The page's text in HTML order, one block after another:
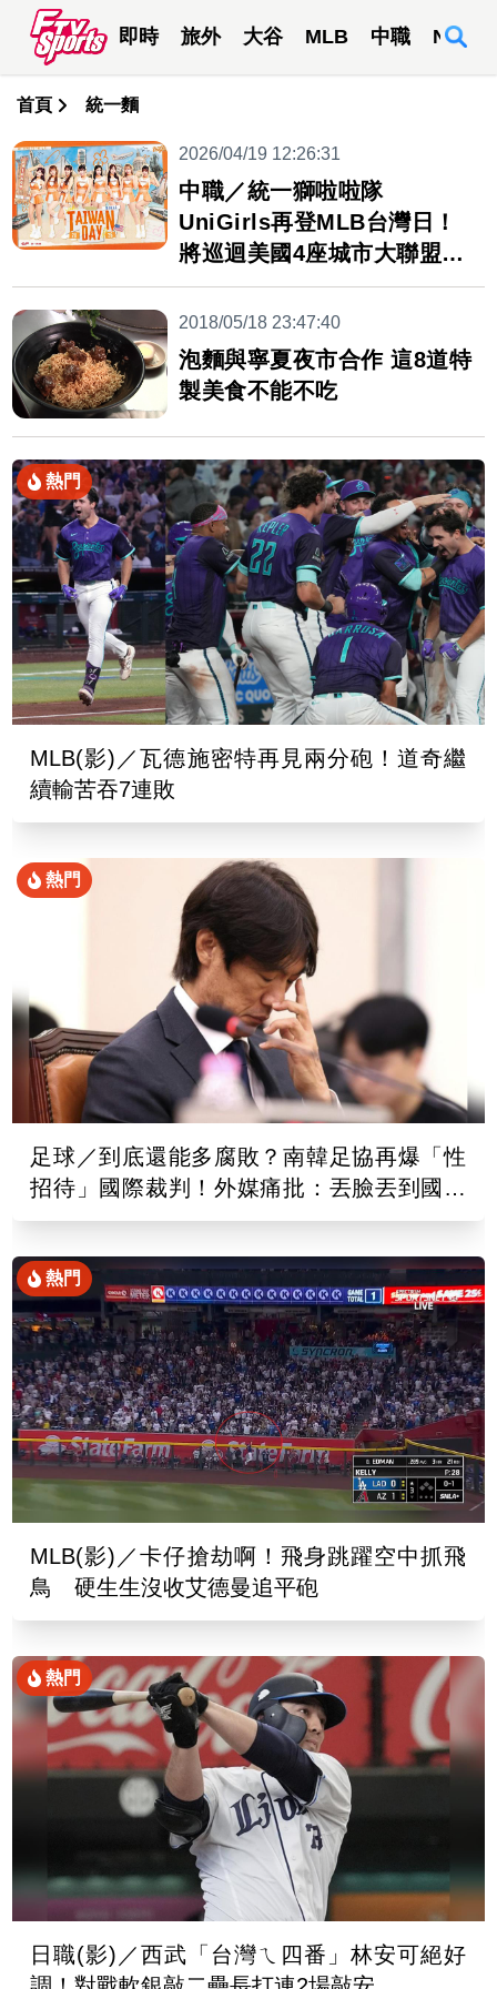
即時 旅外 大谷 MLB 中職 NBA
首頁 統一麵
2026/04/19 12:26:31
中職／統一獅啦啦隊
UniGirls再登MLB台灣日！
將巡迴美國4座城市大聯盟球
場
2018/05/18 23:47:40
泡麵與寧夏夜市合作 這8道特
製美食不能不吃
熱門
MLB(影)／瓦德施密特再見兩分砲！道奇繼
續輸苦吞7連敗
熱門
足球／到底還能多腐敗？南韓足協再爆「性
招待」國際裁判！外媒痛批：丟臉丟到國外
去
熱門
MLB(影)／卡仔搶劫啊！飛身跳躍空中抓飛
鳥 硬生生沒收艾德曼追平砲
熱門
日職(影)／西武「台灣ㄟ四番」林安可絕好